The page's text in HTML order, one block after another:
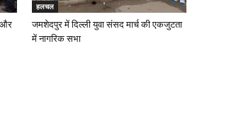
और
हलचल
जमशेदपुर में दिल्ली युवा संसद मार्च की एकजुटता
में नागरिक सभा